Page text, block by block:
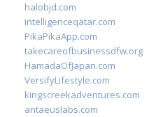
halobjd.com
intelligenceqatar.com
PikaPikaApp.com
takecareofbusinessdfw.org
HamadaOfJapan.com
VersifyLifestyle.com
kingscreekadventures.com
antaeuslabs.com